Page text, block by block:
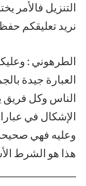
التنزيل فالأمر
نريد تعليقكم
الطرهوني :
العبارة جيدة
الناس وكل فريق
الإشكال في
وعليه فهي
هذا هو الشرط